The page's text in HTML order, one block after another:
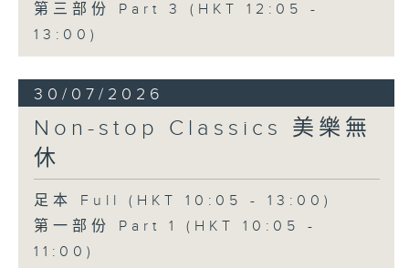
第三部份 Part 3 (HKT 12:05 -
13:00)
30/07/2026
Non-stop Classics 美樂無
休
足本 Full (HKT 10:05 - 13:00)
第一部份 Part 1 (HKT 10:05 -
11:00)